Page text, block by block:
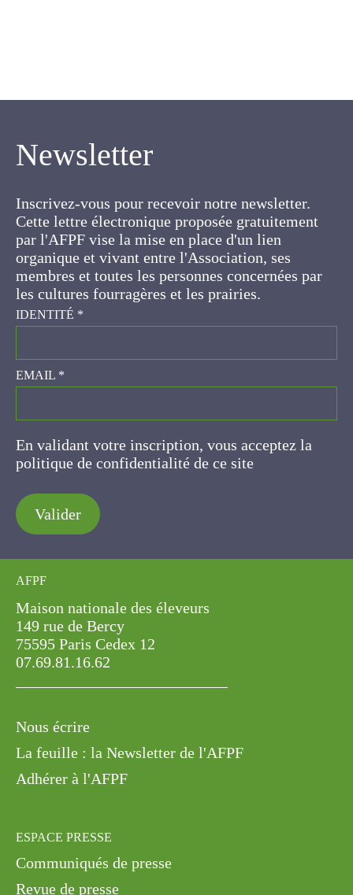
Newsletter
Cette lettre électronique proposée
gratuitement par l'AFPF vise la mise en place
d'un lien organique et vivant entre l'Association,
ses membres et toutes les personnes
concernées par les cultures fourragères et les
prairies.
IDENTITÉ*
EMAIL*
En validant votre inscription, vous acceptez la
politique de confidentialité de ce site
Valider
AFPF
Maison nationale des éleveurs
149 rue de Bercy
75595 Paris Cedex 12
07.69.81.16.62
Nous écrire
La feuille : la Newsletter de l'AFPF
Adhérer à l'AFPF
ESPACE PRESSE
Communiqués de presse
Revue de presse